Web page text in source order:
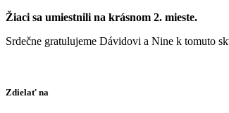
Žiaci sa umiestnili na krásnom 2. mieste.
Srdečne gratulujeme Dávidovi a Nine k tomuto
Zdielať na